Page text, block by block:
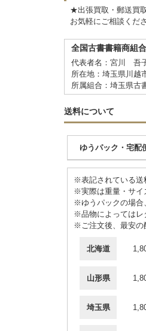
★出張買取・郵送買
お気軽にご相談くださ
全国古書書籍商組
代表者名：宮川 吾
所在地：埼玉県川越
所属組合：埼玉県古
送料について
ゆうパック・宅配
※表記されている送
※実際は重量・サイ
※ゆうパックの場合
※品物によってはレ
※ご注文後、最安の
北海道
山形県
埼玉県